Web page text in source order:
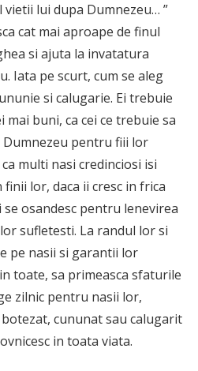
lui dupa Dumnezeu… ”
cat mai aproape de finul
si ajuta la invatatura
Iata pe scurt, cum se aleg
si calugarie. Ei trebuie
mai buni, ca cei ce trebuie sa
pentru fiii lor
multi nasi credinciosi isi
lor, daca ii cresc in frica
osandesc pentru lenevirea
sufletesti. La randul lor si
pe nasii si garantii lor
toate, sa primeasca sfaturile
zilnic pentru nasii lor,
cununat sau calugarit
in toata viata.